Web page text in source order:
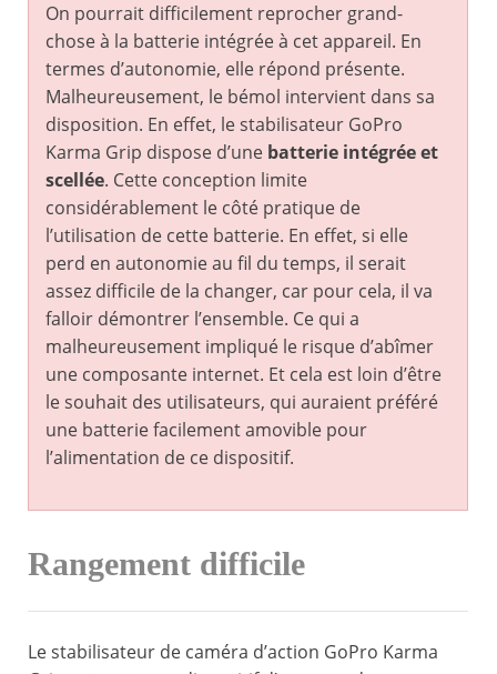
On pourrait difficilement reprocher grand-
chose à la batterie intégrée à cet appareil. En
termes d’autonomie, elle répond présente.
Malheureusement, le bémol intervient dans sa
disposition. En effet, le stabilisateur GoPro
Karma Grip dispose d’une batterie intégrée et
scellée. Cette conception limite
considérablement le côté pratique de
l’utilisation de cette batterie. En effet, si elle
perd en autonomie au fil du temps, il serait
assez difficile de la changer, car pour cela, il va
falloir démontrer l’ensemble. Ce qui a
malheureusement impliqué le risque d’abîmer
une composante internet. Et cela est loin d’être
le souhait des utilisateurs, qui auraient préféré
une batterie facilement amovible pour
l’alimentation de ce dispositif.
Rangement difficile
Le stabilisateur de caméra d’action GoPro Karma